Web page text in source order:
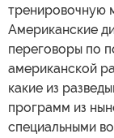
тренировочную
Американские
переговоры по
американской
какие из
программ из
специальными